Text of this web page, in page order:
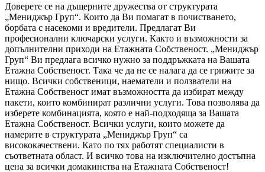
Доверете се на дъщерните дружества от структурата
„Мениджър Груп“. Които да Ви помагат в почистването,
борбата с насекоми и вредители. Предлагат Ви
професионални ключарски услуги. Както и възможности за
допълнителни приходи на Етажната Собственост. „Мениджър
Груп“ Ви предлага всичко нужно за поддръжката на Вашата
Етажна Собственост. Така че да не се налага да се грижите за
нищо. Всички собственици, наематели и ползватели на
Етажна Собственост имат възможността да избират между
пакети, които комбинират различни услуги. Това позволява да
изберете комбинацията, която е най-подходяща за Вашата
Етажна Собственост. Всички услуги, които можете да
намерите в структурата „Мениджър Груп“ са
висококачествени. Като по тях работят специалисти в
съответната област. И всичко това на изключително достъпна
цена за всички домакинства на Етажната Собственост!